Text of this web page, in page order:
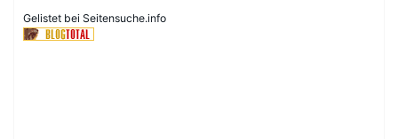
Gelistet bei Seitensuche.info